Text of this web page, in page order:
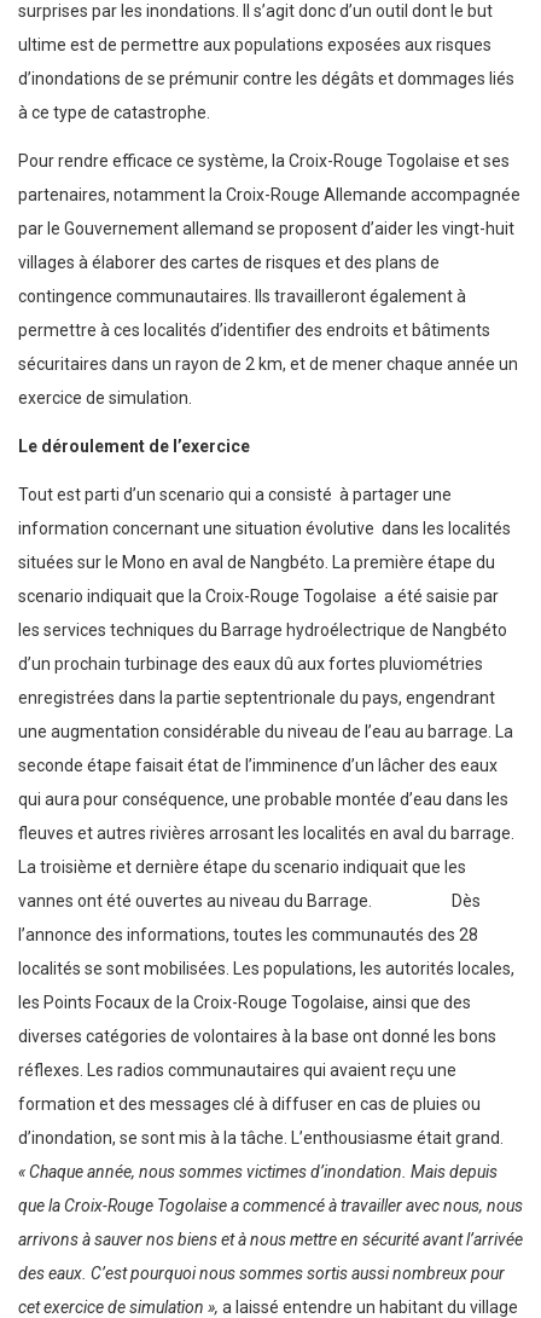
surprises par les inondations. Il s’agit donc d’un outil dont le but
ultime est de permettre aux populations exposées aux risques
d’inondations de se prémunir contre les dégâts et dommages liés
à ce type de catastrophe.
Pour rendre efficace ce système, la Croix-Rouge Togolaise et ses
partenaires, notamment la Croix-Rouge Allemande accompagnée
par le Gouvernement allemand se proposent d’aider les vingt-huit
villages à élaborer des cartes de risques et des plans de
contingence communautaires. Ils travailleront également à
permettre à ces localités d’identifier des endroits et bâtiments
sécuritaires dans un rayon de 2 km, et de mener chaque année un
exercice de simulation.
Le déroulement de l’exercice
Tout est parti d’un scenario qui a consisté à partager une
information concernant une situation évolutive dans les localités
situées sur le Mono en aval de Nangbéto. La première étape du
scenario indiquait que la Croix-Rouge Togolaise a été saisie par
les services techniques du Barrage hydroélectrique de Nangbéto
d’un prochain turbinage des eaux dû aux fortes pluviométries
enregistrées dans la partie septentrionale du pays, engendrant
une augmentation considérable du niveau de l’eau au barrage. La
seconde étape faisait état de l’imminence d’un lâcher des eaux
qui aura pour conséquence, une probable montée d’eau dans les
fleuves et autres rivières arrosant les localités en aval du barrage.
La troisième et dernière étape du scenario indiquait que les
vannes ont été ouvertes au niveau du Barrage. Dès
l’annonce des informations, toutes les communautés des 28
localités se sont mobilisées. Les populations, les autorités locales,
les Points Focaux de la Croix-Rouge Togolaise, ainsi que des
diverses catégories de volontaires à la base ont donné les bons
réflexes. Les radios communautaires qui avaient reçu une
formation et des messages clé à diffuser en cas de pluies ou
d’inondation, se sont mis à la tâche. L’enthousiasme était grand.
« Chaque année, nous sommes victimes d’inondation. Mais depuis
que la Croix-Rouge Togolaise a commencé à travailler avec nous, nous
arrivons à sauver nos biens et à nous mettre en sécurité avant l’arrivée
des eaux. C’est pourquoi nous sommes sortis aussi nombreux pour
cet exercice de simulation », a laissé entendre un habitant du village